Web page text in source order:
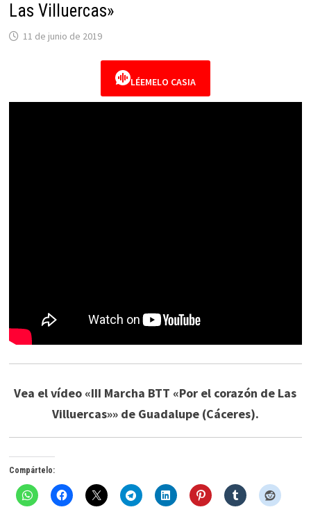
Las Villuercas»
11 de junio de 2019
LÉEMELO CASIA
Vea el vídeo «III Marcha BTT «Por el corazón de Las
Villuercas»» de Guadalupe (Cáceres).
Compártelo: